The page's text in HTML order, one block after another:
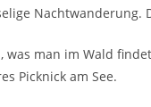
Nachtwanderung.
man im Wald
Picknick am See.